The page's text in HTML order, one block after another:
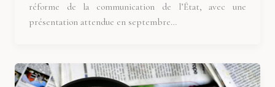
réforme de la communication de l’État, avec une
présentation attendue en septembre…